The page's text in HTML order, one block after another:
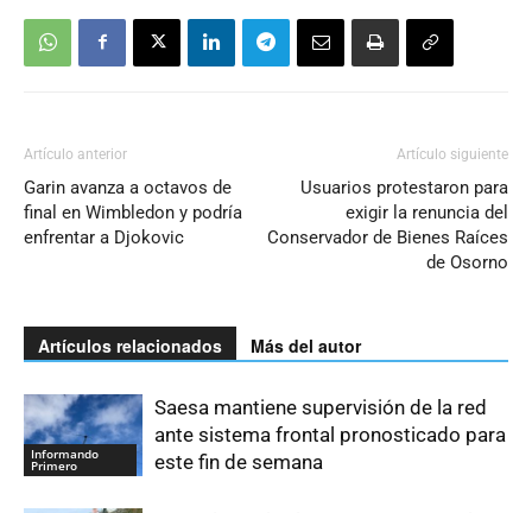
Artículo anterior
Garin avanza a octavos de
final en Wimbledon y podría
enfrentar a Djokovic
Artículo siguiente
Usuarios protestaron para
exigir la renuncia del
Conservador de Bienes Raíces
de Osorno
Artículos relacionados Más del autor
Informando
Primero
Saesa mantiene supervisión de la red
ante sistema frontal pronosticado para
este fin de semana